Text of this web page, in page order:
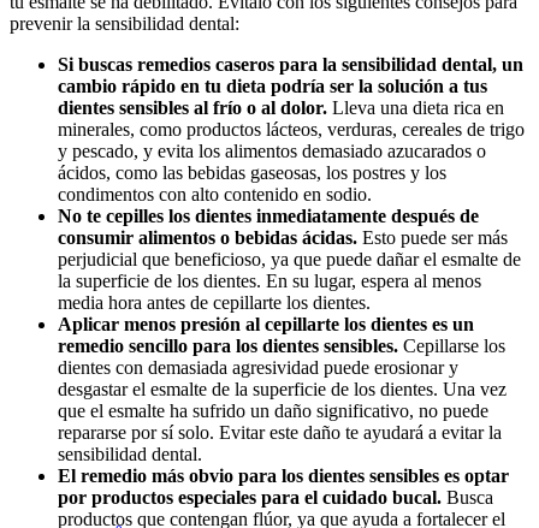
prevenir la sensibilidad dental:
Si buscas remedios caseros para la sensibilidad dental, un
cambio rápido en tu dieta podría ser la solución a tus
dientes sensibles al frío o al dolor. Lleva una dieta rica en
minerales, como productos lácteos, verduras, cereales de trigo
y pescado, y evita los alimentos demasiado azucarados o
ácidos, como las bebidas gaseosas, los postres y los
condimentos con alto contenido en sodio.
No te cepilles los dientes inmediatamente después de
consumir alimentos o bebidas ácidas. Esto puede ser más
perjudicial que beneficioso, ya que puede dañar el esmalte de
la superficie de los dientes. En su lugar, espera al menos
media hora antes de cepillarte los dientes.
Aplicar menos presión al cepillarte los dientes es un
remedio sencillo para los dientes sensibles. Cepillarse los
dientes con demasiada agresividad puede erosionar y
desgastar el esmalte de la superficie de los dientes. Una vez
que el esmalte ha sufrido un daño significativo, no puede
repararse por sí solo. Evitar este daño te ayudará a evitar la
sensibilidad dental.
El remedio más obvio para los dientes sensibles es optar
por productos especiales para el cuidado bucal. Busca
productos que contengan flúor, ya que ayuda a fortalecer el